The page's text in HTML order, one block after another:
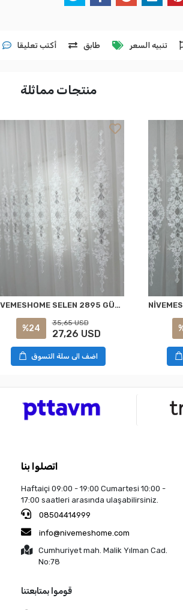
أكتب تعليقا طابق تنبيه السعر
منتجات مماثلة
NİVEMESHOME SELEN 2895 GÜMÜŞ 1/2,5 PİLELİ TÜL PERDE APM
%24
35,65 USD
27,26 USD
اضف الى سلة التسوق
اتصلوا بنا
Haftaiçi 09:00 - 19:00 Cumartesi 10:00 -
17:00 saatleri arasında ulaşabilirsiniz.
08504414999
info@nivemeshome.com
Cumhuriyet mah. Malik Yılman Cad.
No:78
قوموا بمتابعتنا